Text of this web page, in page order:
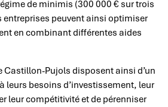
de minimis (300 000 € sur trois
entreprises peuvent ainsi optimiser
en combinant différentes aides
Castillon-Pujols disposent ainsi d’un
leurs besoins d’investissement, leur
leur compétitivité et de pérenniser